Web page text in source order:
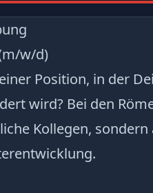
w/d)
Position, in der
wird? Bei den
Kollegen,